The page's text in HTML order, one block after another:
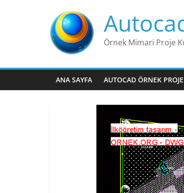
Örnek Mimari Proje
ANA SAYFA AUTOCAD ÖRNEK